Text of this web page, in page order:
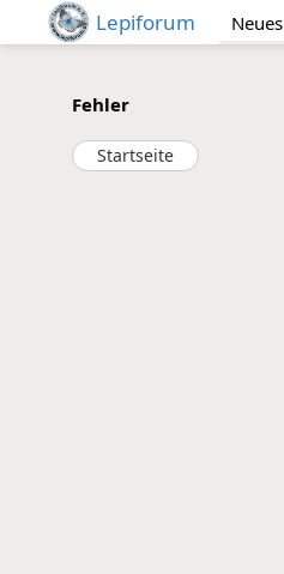
Lepiforum Neues
Fehler
Startseite